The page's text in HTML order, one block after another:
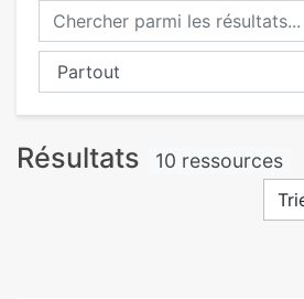
Chercher parmi les résultats...
Chercher dans...
Résultats 10 ressources